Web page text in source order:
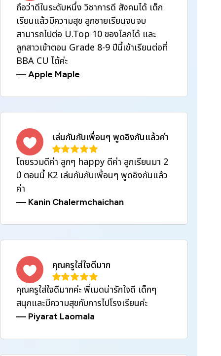
ถือว่าดีในระดับหนึ่ง วิชาการดี สังคมได้ เด็ก
เรียนแล้วมีความสุข ลูกชายเรียนจนจบ
สามารถไปต่อ U.Top 10 ของโลกได้ และ
ลูกสาวเข้าตอน Grade 8-9 ปีนี้เข้าเรียนต่อที่
BBA CU ได้ค่ะ
—Apple Maple
เล่นกันกับเพื่อนๆ พูดอิงกันแล้วค่า
โดยรวมดีค่า ลูกๆ happy ดีค่า ลูกเรียนมา 2
ปี ตอนนี้ K2 เล่นกันกับเพื่อนๆ พูดอิงกันแล้ว
ค่า
— Kanin Chalermchaichan
คุณครูใส่ใจดีมาก
คุณครูใส่ใจดีมากค่ะ พี่เมดน่ารักใจดี เด็กๆ
สนุกและมีความสุขกับการไปโรงเรียนค่ะ
— Piyarat Laomala